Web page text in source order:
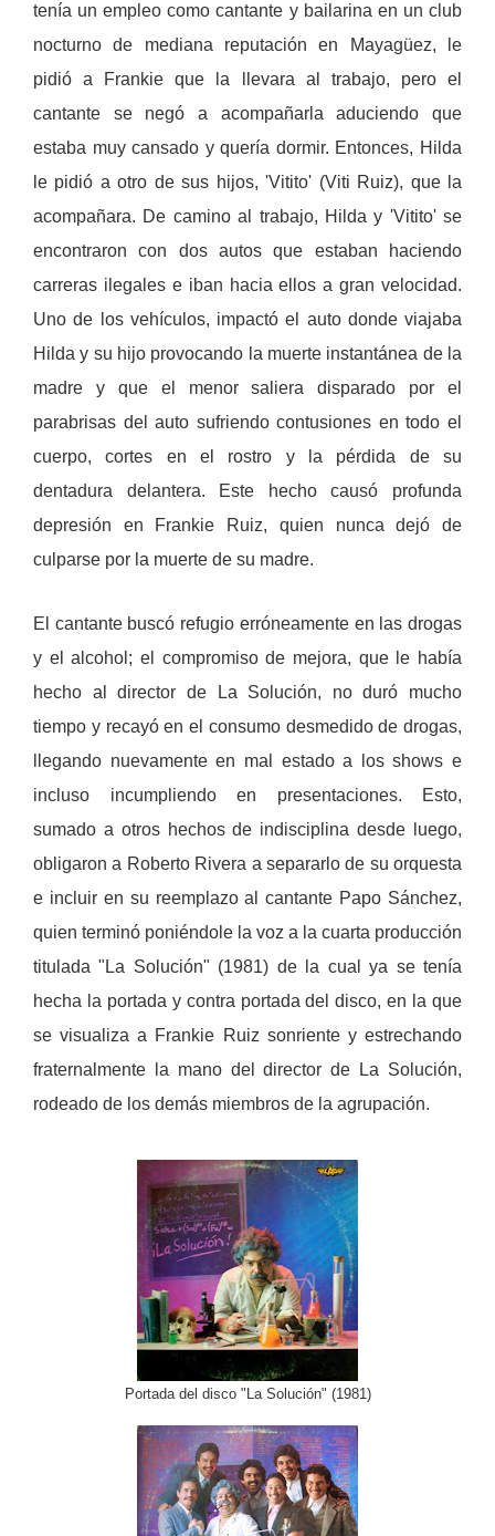
tenía un empleo como cantante y bailarina en un club
nocturno de mediana reputación en Mayagüez, le
pidió a Frankie que la llevara al trabajo, pero el
cantante se negó a acompañarla aduciendo que
estaba muy cansado y quería dormir. Entonces, Hilda
le pidió a otro de sus hijos, 'Vitito' (Viti Ruiz), que la
acompañara. De camino al trabajo, Hilda y 'Vitito' se
encontraron con dos autos que estaban haciendo
carreras ilegales e iban hacia ellos a gran velocidad.
Uno de los vehículos, impactó el auto donde viajaba
Hilda y su hijo provocando la muerte instantánea de la
madre y que el menor saliera disparado por el
parabrisas del auto sufriendo contusiones en todo el
cuerpo, cortes en el rostro y la pérdida de su
dentadura delantera. Este hecho causó profunda
depresión en Frankie Ruiz, quien nunca dejó de
culparse por la muerte de su madre.
El cantante buscó refugio erróneamente en las drogas
y el alcohol; el compromiso de mejora, que le había
hecho al director de La Solución, no duró mucho
tiempo y recayó en el consumo desmedido de drogas,
llegando nuevamente en mal estado a los shows e
incluso incumpliendo en presentaciones. Esto,
sumado a otros hechos de indisciplina desde luego,
obligaron a Roberto Rivera a separarlo de su orquesta
e incluir en su reemplazo al cantante Papo Sánchez,
quien terminó poniéndole la voz a la cuarta producción
titulada "La Solución" (1981) de la cual ya se tenía
hecha la portada y contra portada del disco, en la que
se visualiza a Frankie Ruiz sonriente y estrechando
fraternalmente la mano del director de La Solución,
rodeado de los demás miembros de la agrupación.
Portada del disco "La Solución" (1981)